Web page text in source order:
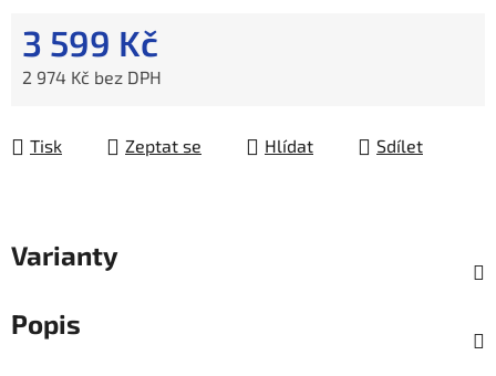
3 599 Kč
2 974 Kč bez DPH
Tisk
Zeptat se Hlídat Sdílet
Varianty
Popis